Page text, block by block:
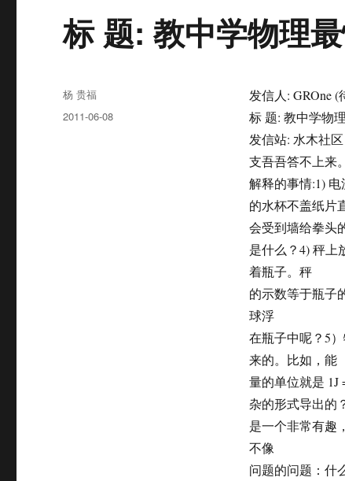
标 题: 教中学物理
发信人: GROne (
标 题: 教中学物
发信站: 水木社
支吾吾答不上来
解释的事情:1)
的水杯不盖纸片
会受到墙给拳头
是什么？4) 秤上
着瓶子。秤
的示数等于瓶子
球浮
在瓶子中呢？5
来的。比如，能
量的单位就是 1J
杂的形式导出的
是一个非常有趣
不像
问题的问题：什
Author
杨 贵福
Posted
2011-06-08